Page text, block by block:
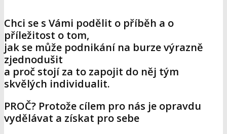
Chci se s Vámi podělit o příběh a o
příležitost o tom,
jak se může podnikání na burze výrazně
zjednodušit
a proč stojí za to zapojit do něj tým
skvělých individualit.
PROČ? Protože cílem pro nás je opravdu
vydělávat a získat pro sebe